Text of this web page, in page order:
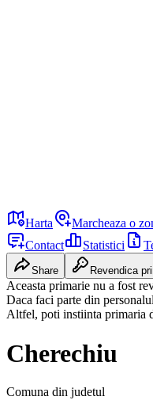
Harta Marcheaza o
Contact
Statistici
Share Revendica
Aceasta primarie nu a fost
Daca faci parte din
Altfel, poti instiinta primaria
Cherechiu
Comuna din judetul